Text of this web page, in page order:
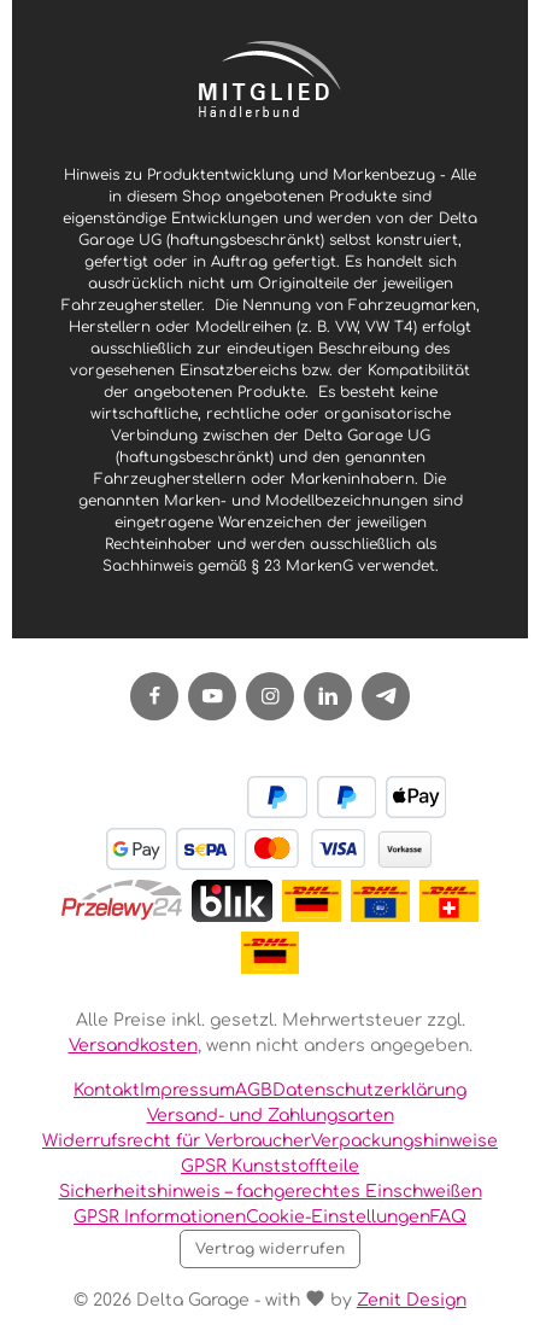
Hinweis zu Produktentwicklung und Markenbezug - Alle
in diesem Shop angebotenen Produkte sind
eigenständige Entwicklungen und werden von der Delta
Garage UG (haftungsbeschränkt) selbst konstruiert,
gefertigt oder in Auftrag gefertigt. Es handelt sich
ausdrücklich nicht um Originalteile der jeweiligen
Fahrzeughersteller.
Die Nennung von Fahrzeugmarken,
Herstellern oder Modellreihen (z. B. VW, VW T4) erfolgt
ausschließlich zur eindeutigen Beschreibung des
vorgesehenen Einsatzbereichs bzw. der Kompatibilität
der angebotenen Produkte.
Es besteht keine
wirtschaftliche, rechtliche oder organisatorische
Verbindung zwischen der Delta Garage UG
(haftungsbeschränkt) und den genannten
Fahrzeugherstellern oder Markeninhabern. Die
genannten Marken- und Modellbezeichnungen sind
eingetragene Warenzeichen der jeweiligen
Rechteinhaber und werden ausschließlich als
Sachhinweis gemäß § 23 MarkenG verwendet.
Alle Preise inkl. gesetzl. Mehrwertsteuer zzgl.
Versandkosten, wenn nicht anders angegeben.
© 2026 Delta Garage - with by Zenit Design
KontaktImpressumAGBDatenschutzerklärung
Versand- und Zahlungsarten
Widerrufsrecht für VerbraucherVerpackungshinweise
GPSR Kunststoffteile
Sicherheitshinweis – fachgerechtes Einschweißen
GPSR InformationenCookie-EinstellungenFAQ
Vertrag widerrufen